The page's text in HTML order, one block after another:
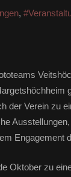
,
der Verein zu
Engagement
Oktober zu